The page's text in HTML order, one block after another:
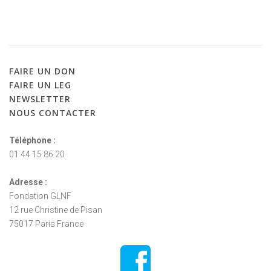
FAIRE UN DON
FAIRE UN LEG
NEWSLETTER
NOUS CONTACTER
Téléphone :
01 44 15 86 20
Adresse :
Fondation GLNF
12 rue Christine de Pisan
75017 Paris France